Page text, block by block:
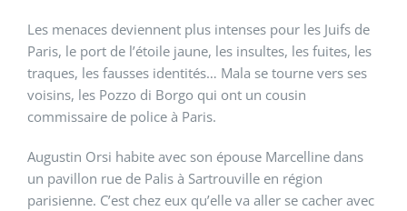
Les menaces deviennent plus intenses pour les Juifs de
Paris, le port de l’étoile jaune, les insultes, les fuites, les
traques, les fausses identités… Mala se tourne vers ses
voisins, les Pozzo di Borgo qui ont un cousin
commissaire de police à Paris.
Augustin Orsi habite avec son épouse Marcelline dans
un pavillon rue de Palis à Sartrouville en région
parisienne. C’est chez eux qu’elle va aller se cacher avec